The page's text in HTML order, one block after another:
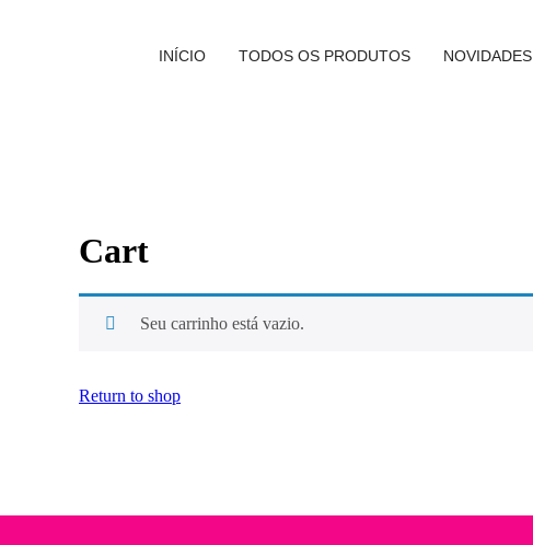
INÍCIO TODOS OS PRODUTOS NOVIDADES
Cart
Seu carrinho está vazio.
Return to shop